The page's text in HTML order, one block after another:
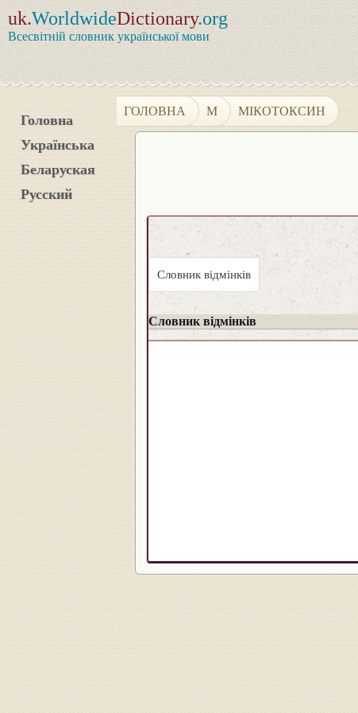
uk.WorldwideDictionary.org
Всесвітній словник української мови
Головна
Українська
Беларуская
Русский
ГОЛОВНА М МІКОТОКСИН
Словник відмінків
Словник відмінків